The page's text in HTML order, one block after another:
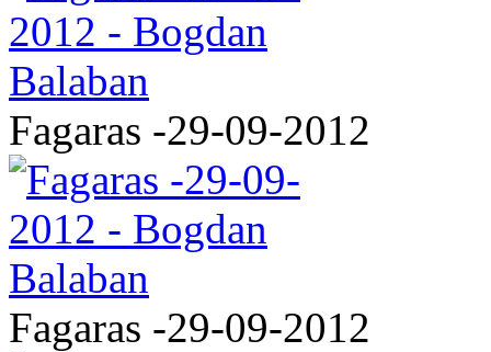
Fagaras -29-09-2012
Fagaras -29-09-2012